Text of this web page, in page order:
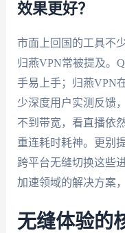
效果更好？
市面上回国的工具不
归燕VPN常被提及。
手易上手；归燕VPN
少深度用户实测反馈
不到带宽，看直播依
重连耗时耗神。更别
跨平台无缝切换这些
加速领域的解决方案
无缝体验的